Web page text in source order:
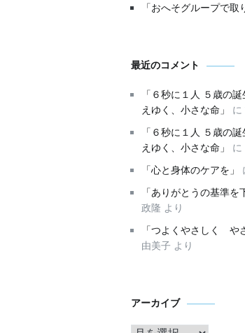
「おへそグループで取
最近のコメント
「６秒に１人 ５歳の
えゆく、小さな命」
に
「６秒に１人 ５歳の
えゆく、小さな命」
に
「心と身体のケアを」
「ありがとうの基準を
政隆 より
「つよくやさしく や
由美子 より
アーカイブア